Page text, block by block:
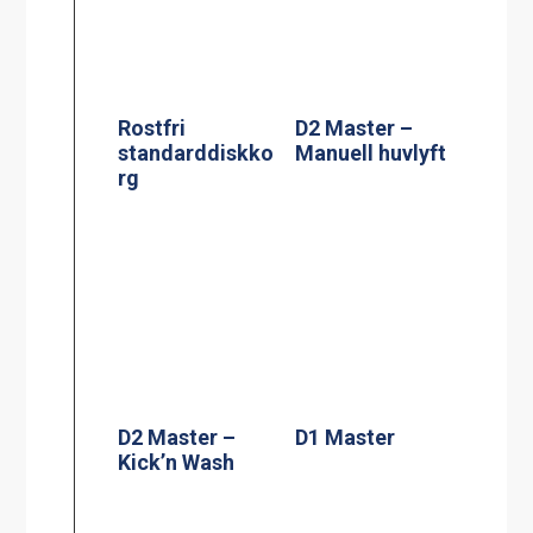
Rostfri
standarddiskko
rg
D2 Master –
Manuell huvlyft
D2 Master –
Kick’n Wash
D1 Master